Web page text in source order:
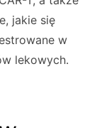
jakie się
w
lekowych.